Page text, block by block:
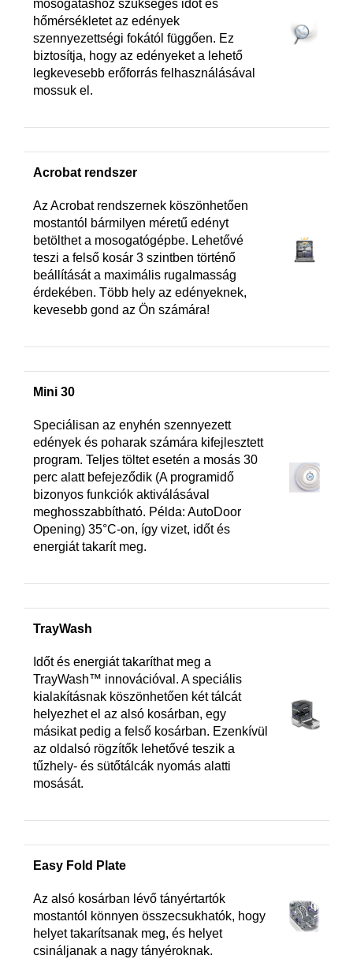
mosogatáshoz szükséges időt és
hőmérsékletet az edények
szennyezettségi fokától függően. Ez
biztosítja, hogy az edényeket a lehető
legkevesebb erőforrás felhasználásával
mossuk el.
Acrobat rendszer
Az Acrobat rendszernek köszönhetően
mostantól bármilyen méretű edényt
betölthet a mosogatógépbe. Lehetővé
teszi a felső kosár 3 szintben történő
beállítását a maximális rugalmasság
érdekében. Több hely az edényeknek,
kevesebb gond az Ön számára!
Mini 30
Speciálisan az enyhén szennyezett
edények és poharak számára kifejlesztett
program. Teljes töltet esetén a mosás 30
perc alatt befejeződik (A programidő
bizonyos funkciók aktiválásával
meghosszabbítható. Példa: AutoDoor
Opening) 35°C-on, így vizet, időt és
energiát takarít meg.
TrayWash
Időt és energiát takaríthat meg a
TrayWash™ innovációval. A speciális
kialakításnak köszönhetően két tálcát
helyezhet el az alsó kosárban, egy
másikat pedig a felső kosárban. Ezenkívül
az oldalsó rögzítők lehetővé teszik a
tűzhely- és sütőtálcák nyomás alatti
mosását.
Easy Fold Plate
Az alsó kosárban lévő tányértartók
mostantól könnyen összecsukhatók, hogy
helyet takarítsanak meg, és helyet
csináljanak a nagy tányéroknak.